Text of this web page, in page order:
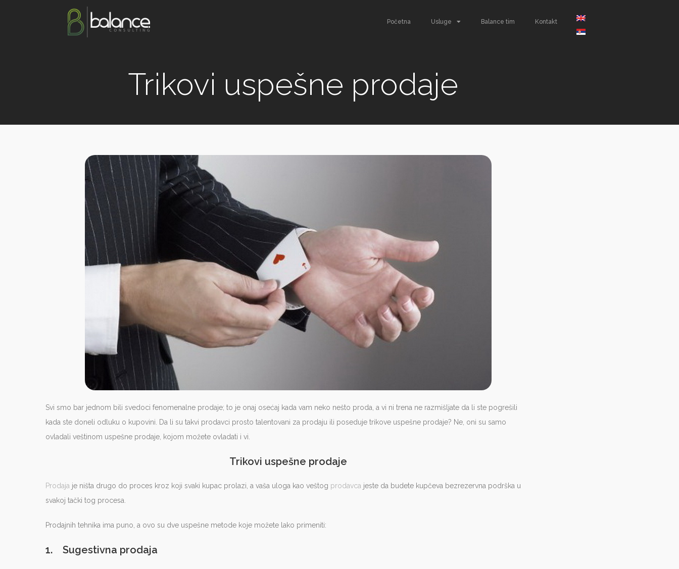
Početna Usluge Balance tim Kontakt
Trikovi uspešne prodaje
Svi smo bar jednom bili svedoci fenomenalne prodaje; to je onaj osećaj kada vam neko nešto proda, a vi ni trena ne razmišljate da li ste pogrešili
kada ste doneli odluku o kupovini. Da li su takvi prodavci prosto talentovani za prodaju ili poseduje trikove uspešne prodaje? Ne, oni su samo
ovladali veštinom uspešne prodaje, kojom možete ovladati i vi.
Trikovi uspešne prodaje
Prodaja je ništa drugo do proces kroz koji svaki kupac prolazi, a vaša uloga kao veštog prodavca jeste da budete kupčeva bezrezervna podrška u
svakoj tački tog procesa.
Prodajnih tehnika ima puno, a ovo su dve uspešne metode koje možete lako primeniti:
1. Sugestivna prodaja